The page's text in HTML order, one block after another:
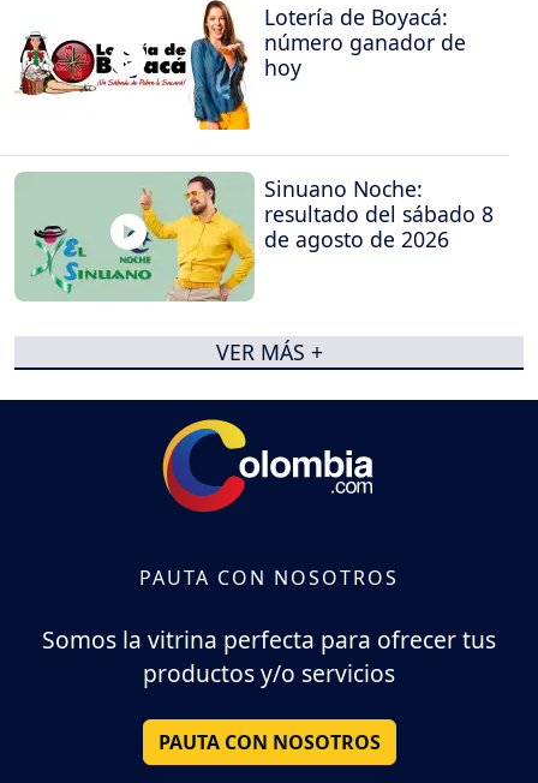
Lotería de Boyacá:
número ganador de
hoy
Sinuano Noche:
resultado del sábado 8
de agosto de 2026
VER MÁS +
PAUTA CON NOSOTROS
Somos la vitrina perfecta para ofrecer tus
productos y/o servicios
PAUTA CON NOSOTROS